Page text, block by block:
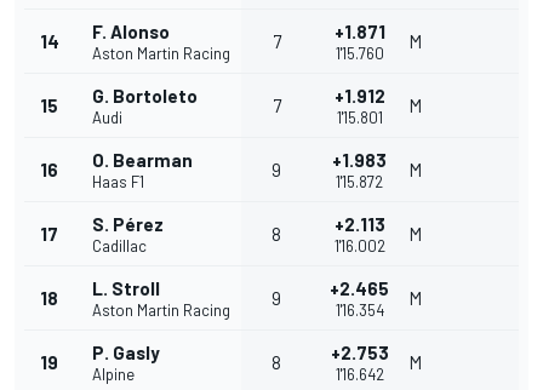
14 F. Alonso
Aston Martin Racing
7 +1.871
1'15.760
M
15 G. Bortoleto
Audi
7 +1.912
1'15.801
M
16 O. Bearman
Haas F1
9 +1.983
1'15.872
M
17 S. Pérez
Cadillac
8 +2.113
1'16.002
M
18 L. Stroll
Aston Martin Racing
9 +2.465
1'16.354
M
19 P. Gasly
Alpine
8 +2.753
1'16.642
M